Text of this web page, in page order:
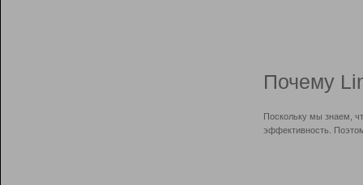
Почему
Поскольку мы знаем,
эффективность.